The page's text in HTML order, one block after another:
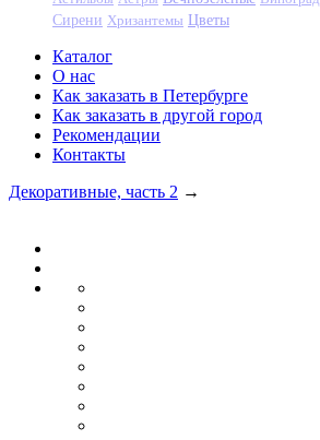
Сирени Хризантемы Цветы
Каталог
О нас
Как заказать в Петербурге
Как заказать в другой город
Рекомендации
Контакты
Декоративные, часть 2 →